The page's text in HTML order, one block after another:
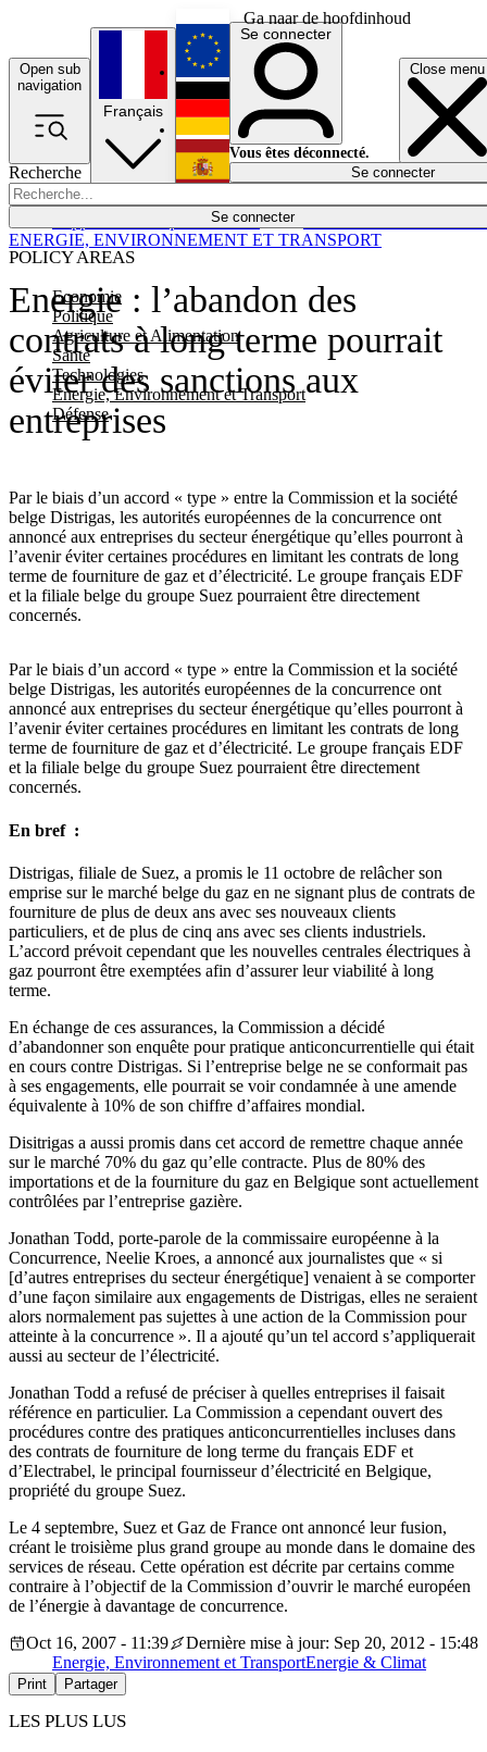
Ga naar de hoofdinhoud
Open sub
navigation
Close menu
Recherche
Se connecter
POLICY AREAS
Economie
Politique
Agriculture et Alimentation
Santé
Technologies
Energie, Environnement et Transport
Défense
Économie
Français
English
Deutsch
Español
Se connecter
Vous êtes déconnecté.
Se connecter
Energie : l’abandon des
contrats à long terme pourrait
éviter des sanctions aux
entreprises
Par le biais d’un accord « type » entre la Commission et la société
belge Distrigas, les autorités européennes de la concurrence ont
annoncé aux entreprises du secteur énergétique qu’elles pourront à
l’avenir éviter certaines procédures en limitant les contrats de long
terme de fourniture de gaz et d’électricité. Le groupe français EDF
et la filiale belge du groupe Suez pourraient être directement
concernés.
ENERGIE, ENVIRONNEMENT ET TRANSPORT
Par le biais d’un accord « type » entre la Commission et la société
belge Distrigas, les autorités européennes de la concurrence ont
annoncé aux entreprises du secteur énergétique qu’elles pourront à
l’avenir éviter certaines procédures en limitant les contrats de long
terme de fourniture de gaz et d’électricité. Le groupe français EDF
et la filiale belge du groupe Suez pourraient être directement
concernés.
En bref :
Distrigas, filiale de Suez, a promis le 11 octobre de relâcher son
emprise sur le marché belge du gaz en ne signant plus de contrats de
fourniture de plus de deux ans avec ses nouveaux clients
particuliers, et de plus de cinq ans avec ses clients industriels.
L’accord prévoit cependant que les nouvelles centrales électriques à
gaz pourront être exemptées afin d’assurer leur viabilité à long
terme.
En échange de ces assurances, la Commission a décidé
d’abandonner son enquête pour pratique anticoncurrentielle qui était
en cours contre Distrigas. Si l’entreprise belge ne se conformait pas
à ses engagements, elle pourrait se voir condamnée à une amende
équivalente à 10% de son chiffre d’affaires mondial.
Disitrigas a aussi promis dans cet accord de remettre chaque année
sur le marché 70% du gaz qu’elle contracte. Plus de 80% des
importations et de la fourniture du gaz en Belgique sont actuellement
contrôlées par l’entreprise gazière.
Jonathan Todd, porte-parole de la commissaire européenne à la
Concurrence, Neelie Kroes, a annoncé aux journalistes que « si
[d’autres entreprises du secteur énergétique] venaient à se comporter
d’une façon similaire aux engagements de Distrigas, elles ne seraient
alors normalement pas sujettes à une action de la Commission pour
atteinte à la concurrence ». Il a ajouté qu’un tel accord s’appliquerait
aussi au secteur de l’électricité.
Jonathan Todd a refusé de préciser à quelles entreprises il faisait
référence en particulier. La Commission a cependant ouvert des
procédures contre des pratiques anticoncurrentielles incluses dans
des contrats de fourniture de long terme du français EDF et
d’Electrabel, le principal fournisseur d’électricité en Belgique,
propriété du groupe Suez.
Le 4 septembre, Suez et Gaz de France ont annoncé leur fusion,
créant le troisième plus grand groupe au monde dans le domaine des
services de réseau. Cette opération est décrite par certains comme
contraire à l’objectif de la Commission d’ouvrir le marché européen
de l’énergie à davantage de concurrence.
Oct 16, 2007 - 11:39
Dernière mise à jour: Sep 20, 2012 - 15:48
Energie, Environnement et TransportEnergie & Climat
Print Partager
LES PLUS LUS